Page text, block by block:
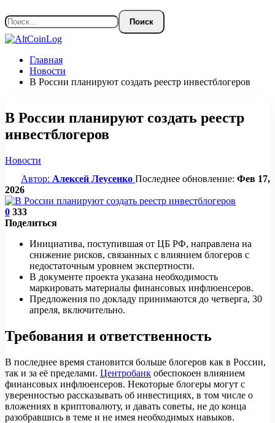
Главная
Новости
В России планируют создать реестр инвестблогеров
В России планируют создать реестр
инвестблогеров
Новости
Автор: Алексей Леусенко Последнее обновление: Фев 17,
2026
0 333
Поделиться
Инициатива, поступившая от ЦБ РФ, направлена на
снижение рисков, связанных с влиянием блогеров с
недостаточным уровнем экспертности.
В документе проекта указана необходимость
маркировать материалы финансовых инфлюенсеров.
Предложения по докладу принимаются до четверга, 30
апреля, включительно.
Требования и ответственность
В последнее время становится больше блогеров как в России,
так и за её пределами. Центробанк обеспокоен влиянием
финансовых инфлюенсеров. Некоторые блогеры могут с
уверенностью рассказывать об инвестициях, в том числе о
вложениях в криптовалюту, и давать советы, не до конца
разобравшись в теме и не имея необходимых навыков.